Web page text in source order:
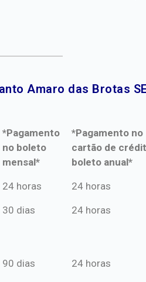
Amaro das Brotas
*Pagamento
no boleto
mensal*
*Pagamento no
cartão de
boleto anual*
*Pagamento
mensal*
*Pagamento no
boleto anual*
24 horas 24 horas
30 dias 24 horas
90 dias 24 horas